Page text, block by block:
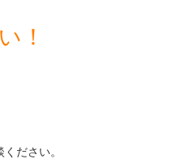
！
ださい。